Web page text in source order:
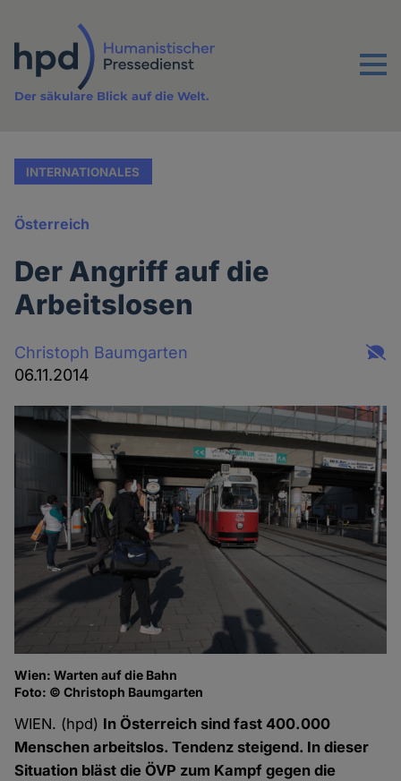
Inhalt
Menu
Der säkulare Blick auf die Welt.
INTERNATIONALES
Österreich
Der Angriff auf die
Arbeitslosen
Christoph Baumgarten
06.11.2014
Wien: Warten auf die Bahn
Foto: © Christoph Baumgarten
WIEN. (hpd) In Österreich sind fast 400.000
Menschen arbeitslos. Tendenz steigend. In dieser
Situation bläst die ÖVP zum Kampf gegen die